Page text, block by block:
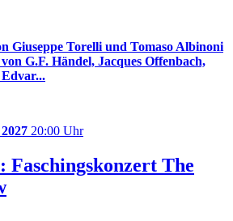
Giuseppe Torelli und Tomaso Albinoni
G.F. Händel, Jacques Offenbach,
20:00 Uhr
Faschingskonzert The